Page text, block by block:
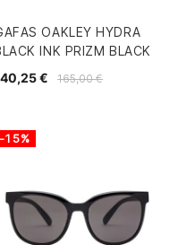
OAKLEY HYDRA
INK PRIZM BLACK
165,00 €
€
-15%